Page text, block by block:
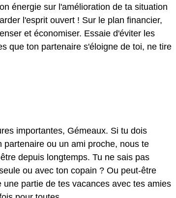
énergie sur l'amélioration de ta situation
l'esprit ouvert ! Sur le plan financier,
et économiser. Essaie d'éviter les
que ton partenaire s'éloigne de toi, ne tire
importantes, Gémeaux. Si tu dois
ou un ami proche, nous te
depuis longtemps. Tu ne sais pas
ou avec ton copain ? Ou peut-être
partie de tes vacances avec tes amies